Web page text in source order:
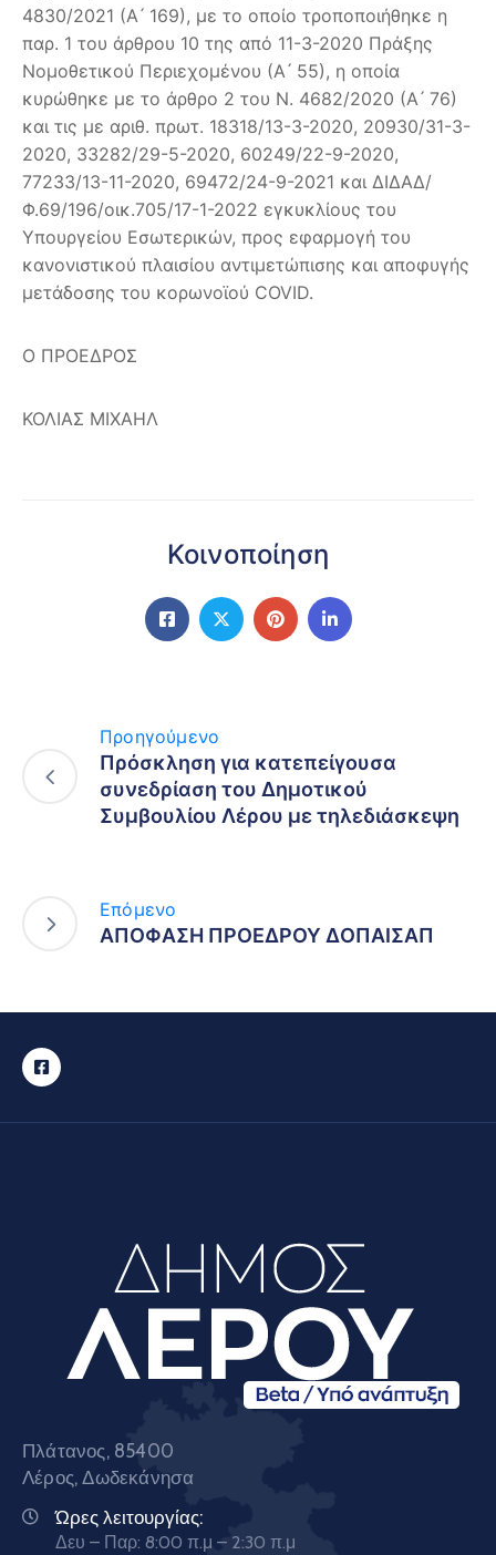
4830/2021 (Α ́ 169), με το οποίο τροποποιήθηκε η
παρ. 1 του άρθρου 10 της από 11-3-2020 Πράξης
Νομοθετικού Περιεχομένου (Α ́ 55), η οποία
κυρώθηκε με το άρθρο 2 του Ν. 4682/2020 (Α ́ 76)
και τις με αριθ. πρωτ. 18318/13-3-2020, 20930/31-3-
2020, 33282/29-5-2020, 60249/22-9-2020,
77233/13-11-2020, 69472/24-9-2021 και ΔΙΔΑΔ/
Φ.69/196/οικ.705/17-1-2022 εγκυκλίους του
Υπουργείου Εσωτερικών, προς εφαρμογή του
κανονιστικού πλαισίου αντιμετώπισης και αποφυγής
μετάδοσης του κορωνοϊού COVID.
Ο ΠΡΟΕΔΡΟΣ
ΚΟΛΙΑΣ ΜΙΧΑΗΛ
Κοινοποίηση
Προηγούμενο
Πρόσκληση για κατεπείγουσα
συνεδρίαση του Δημοτικού
Συμβουλίου Λέρου με τηλεδιάσκεψη
Επόμενο
ΑΠΟΦΑΣΗ ΠΡΟΕΔΡΟΥ ΔΟΠΑΙΣΑΠ
Πλάτανος, 85400
Λέρος, Δωδεκάνησα
Ώρες λειτουργίας:
Δευ – Παρ: 8:00 π.μ – 2:30 π.μ